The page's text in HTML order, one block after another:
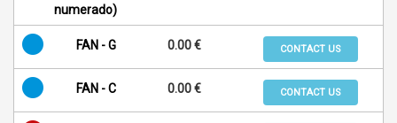
numerado)
FAN - G 0.00 € CONTACT US
FAN - C 0.00 € CONTACT US